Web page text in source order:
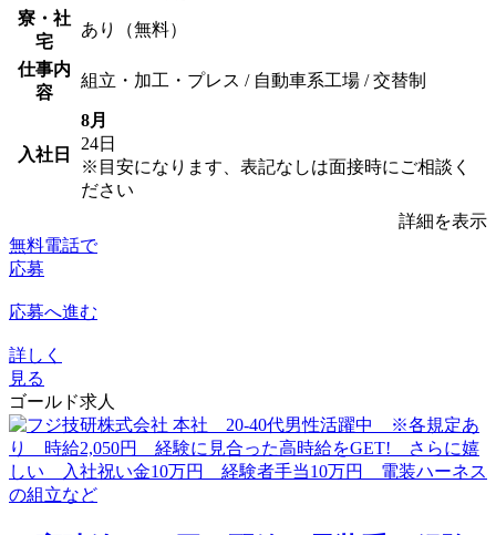
寮・社
宅
あり（無料）
仕事内
容
組立・加工・プレス / 自動車系工場 / 交替制
入社日
8月
24日
※目安になります、表記なしは面接時にご相談く
ださい
詳細を表示
無料電話で
応募
応募へ進む
詳しく
見る
ゴールド求人